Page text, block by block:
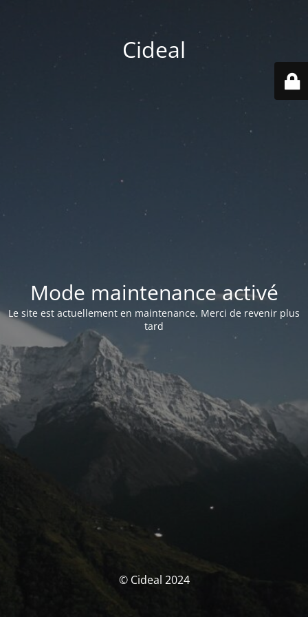
Cideal
Mode maintenance activé
Le site est actuellement en maintenance. Merci de revenir plus
tard
© Cideal 2024